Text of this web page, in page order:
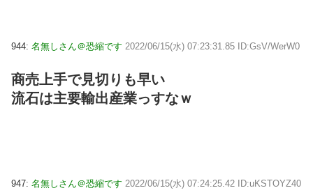
944: 名無しさん＠恐縮です 2022/06/15(水) 07:23:31.85 ID:GsV/WerW0
商売上手で見切りも早い
流石は主要輸出産業っすなｗ
947: 名無しさん＠恐縮です 2022/06/15(水) 07:24:25.42 ID:uKSTOYZ40